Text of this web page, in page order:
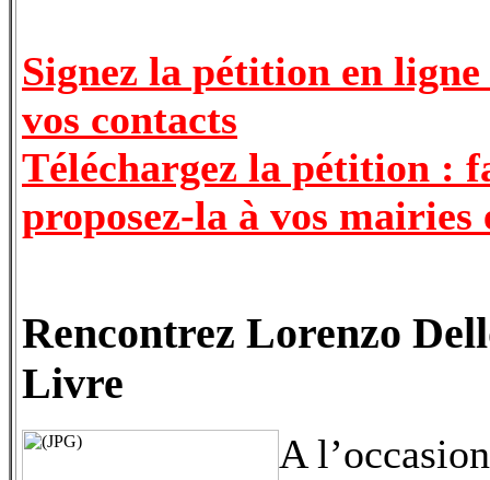
Signez la pétition en
vos contacts
Téléchargez la pétition :
proposez-la à vos mairies
Rencontrez Lorenzo
Livre
A